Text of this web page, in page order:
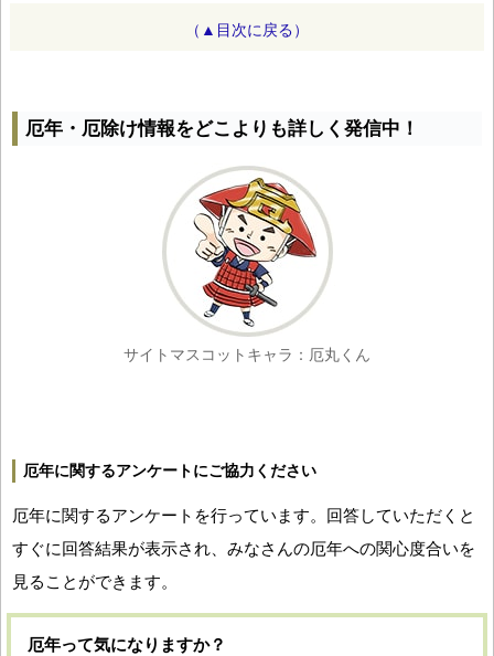
（▲目次に戻る）
厄年・厄除け情報をどこよりも詳しく発信中！
サイトマスコットキャラ：厄丸くん
厄年に関するアンケートにご協力ください
厄年に関するアンケートを行っています。回答していただくと
すぐに回答結果が表示され、みなさんの厄年への関心度合いを
見ることができます。
厄年って気になりますか？